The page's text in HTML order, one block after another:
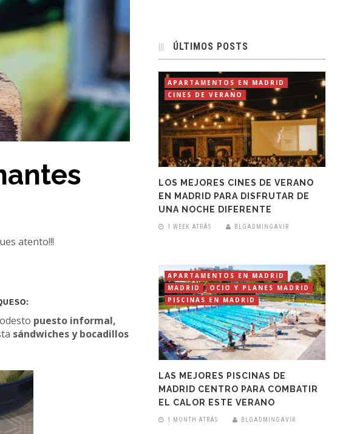
atento!!!
puesto informal,
sándwiches y bocadillos
ÚLTIMOS POSTS
APARTAMENTOS EN MADRID
CINES DE VERANO
LOS MEJORES CINES DE VERANO
EN MADRID PARA DISFRUTAR DE
UNA NOCHE DIFERENTE
1 WEEK ATRÁS BLGADMINGAVIR
APARTAMENTOS EN MADRID
MADRID
OCIO Y PLANES MADRID
PISCINAS EN MADRID
LAS MEJORES PISCINAS DE
MADRID CENTRO PARA COMBATIR
EL CALOR ESTE VERANO
1 MONTH ATRÁS BLGADMINGAVIR